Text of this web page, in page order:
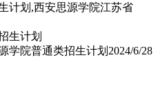
计划,西安思源学院江苏省
学院普通类招生计划 2024/6/28